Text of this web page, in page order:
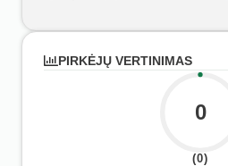
PIRKĖJŲ VERTINIMAS
0
(0)